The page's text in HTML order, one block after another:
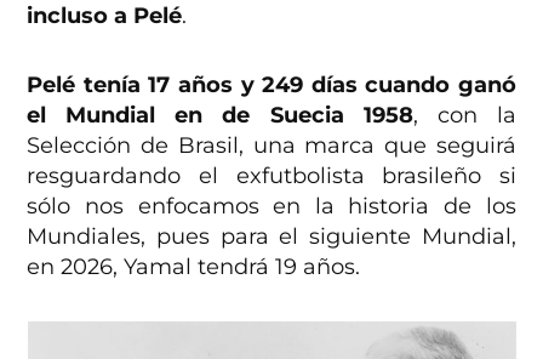
incluso a Pelé.
Pelé tenía 17 años y 249 días cuando ganó
el Mundial en de Suecia 1958, con la
Selección de Brasil, una marca que seguirá
resguardando el exfutbolista brasileño si
sólo nos enfocamos en la historia de los
Mundiales, pues para el siguiente Mundial,
en 2026, Yamal tendrá 19 años.